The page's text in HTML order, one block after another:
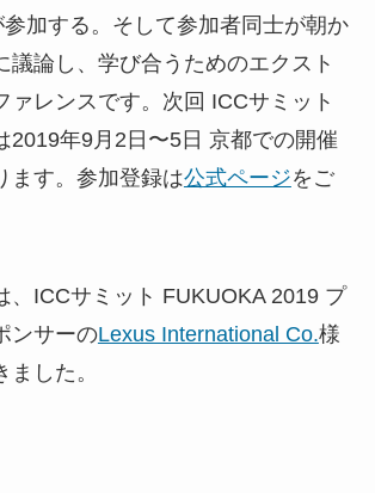
加する。そして参加者同士が朝か
議論し、学び合うためのエクスト
ァレンスです。次回 ICCサミット
2019年9月2日〜5日 京都での開催
ます。参加登録は公式ページをご
、ICCサミット FUKUOKA 2019 プ
ンサーのLexus International Co.様
した。